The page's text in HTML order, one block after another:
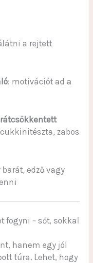
a rejtett
: motivációt ad a
zabos
barát, edző vagy
fogyni – sőt, sokkal
hanem egy jól
túra. Lehet, hogy